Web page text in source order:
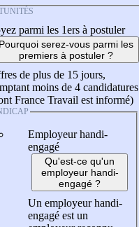
parmi les 1ers à postuler
Pourquoi serez-vous parmi les
premiers à postuler ?
de plus de 15 jours,
moins de 4 candidatures
France Travail est informé)
Employeur handi-
engagé
Qu'est-ce qu'un
employeur handi-
engagé ?
Un employeur handi-
engagé est un